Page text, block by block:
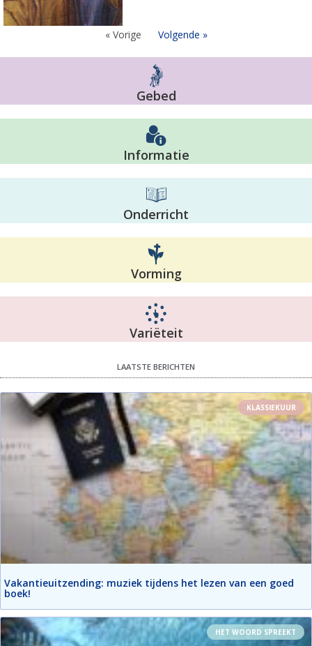
« Vorige Volgende »
Gebed
Informatie
Onderricht
Vorming
Variëteit
LAATSTE BERICHTEN
KLASSIEKUUR
Vakantieuitzending: muziek tijdens het lezen van een goed
boek!
HET WOORD SPREEKT